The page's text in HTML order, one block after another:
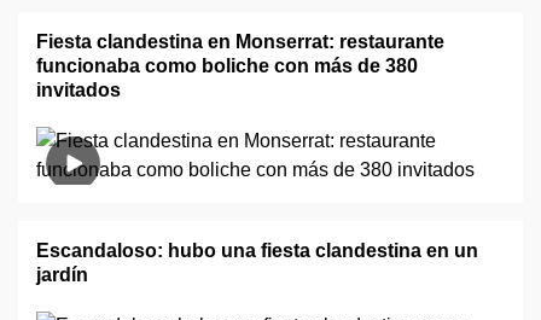
Fiesta clandestina en Monserrat: restaurante
funcionaba como boliche con más de 380
invitados
Escandaloso: hubo una fiesta clandestina en un
jardín